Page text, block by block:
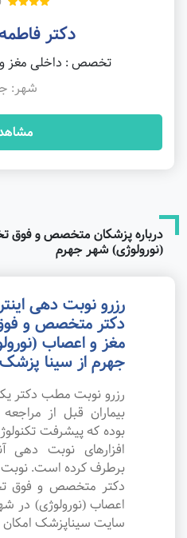
دکتر
تخصص : داخلی مغز و
شهر:
درباره پزشکان متخصص و
(نورولوژی) شهر جهرم
رزرو نوبت دهی
دکتر متخصص و
مغز و اعصاب
جهرم از سینا پزشک
رزرو نوبت مطب دکتر
بیماران قبل از
بوده که پیشرفت
افزارهای نوبت دهی
برطرف کرده است. نوبت
دکتر متخصص و فوق
اعصاب (نورولوژی) در
سایت سیناپزشک